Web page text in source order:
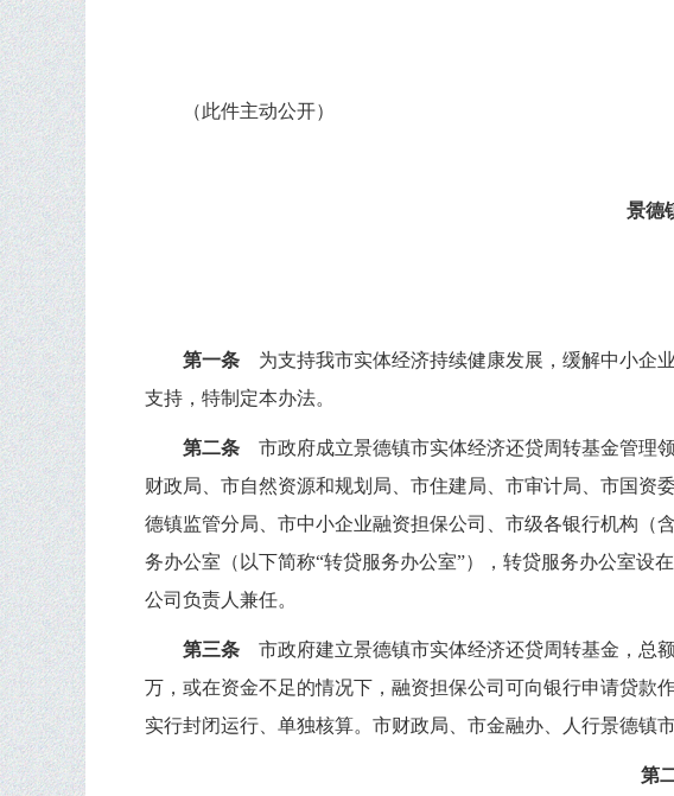
（此件主动公开）
景德
第一条
为支持我市实体经济持续健康发展，缓解中小企
支持，特制定本办法。
第二条 市政府成立景德镇市实体经济还贷周转基金管理
财政局、市自然资源和规划局、市住建局、市审计局、市国资
德镇监管分局、市中小企业融资担保公司、市级各银行机构（
务办公室（以下简称“转贷服务办公室”），转贷服务办公室设
公司负责人兼任。
第三条 市政府建立景德镇市实体经济还贷周转基金，总
万，或在资金不足的情况下，融资担保公司可向银行申请贷款
实行封闭运行、单独核算。市财政局、市金融办、人行景德镇
第